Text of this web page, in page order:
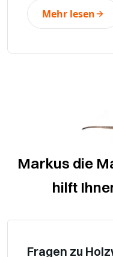
Mehr lesen
Markus die
hilft
Fragen zu